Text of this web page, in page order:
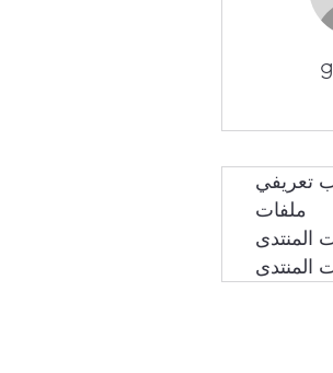
تعريفي
ملفات
المنتدى
المنتدى